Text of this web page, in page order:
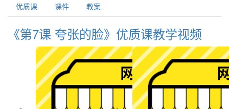
优质课
课件 教案
《第7课 夸张的脸》优质课教学视频